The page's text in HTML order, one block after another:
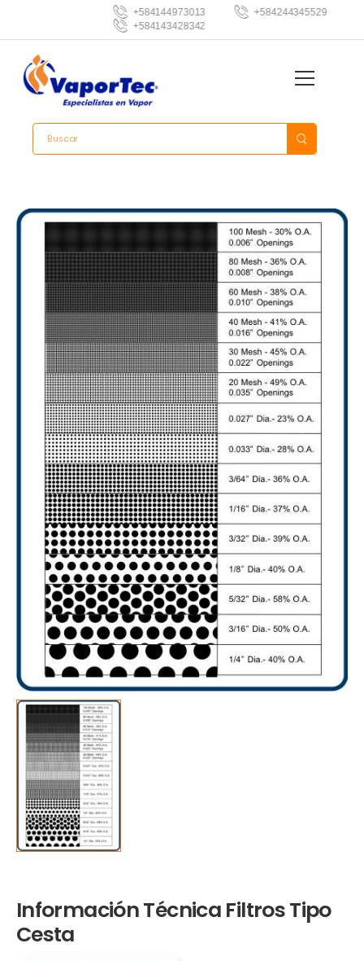
+584144973013
+584244345529
+584143428342
Información Técnica Filtros Tipo
Cesta